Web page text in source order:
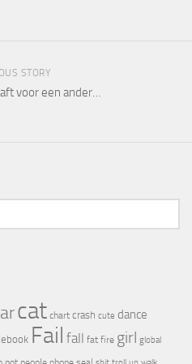
STORY
voor een ander…
cat chart crash cute dance
Fail fall fat fire girl global